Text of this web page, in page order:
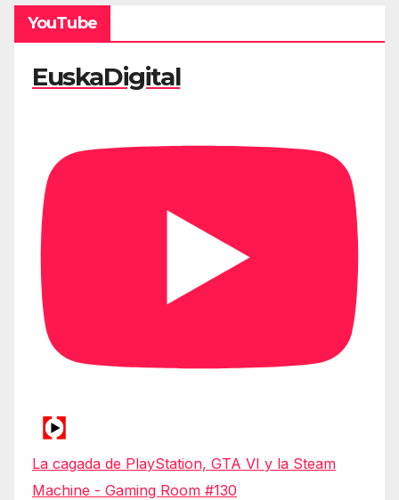
YouTube
EuskaDigital
La cagada de PlayStation, GTA VI y la Steam
Machine - Gaming Room #130